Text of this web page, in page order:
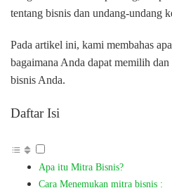
tentang bisnis dan undang-undang
Pada artikel ini, kami membahas
bagaimana Anda dapat memilih
bisnis Anda.
Daftar Isi
Apa itu Mitra Bisnis?
Cara Menemukan mitra bisnis :